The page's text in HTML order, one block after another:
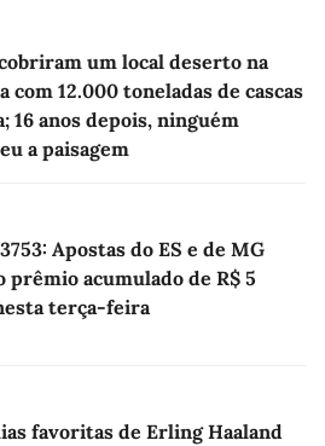
cobriram um local deserto na
com 12.000 toneladas de cascas
16 anos depois, ninguém
a paisagem
Apostas do ES e de MG
prêmio acumulado de R$ 5
terça-feira
favoritas de Erling Haaland